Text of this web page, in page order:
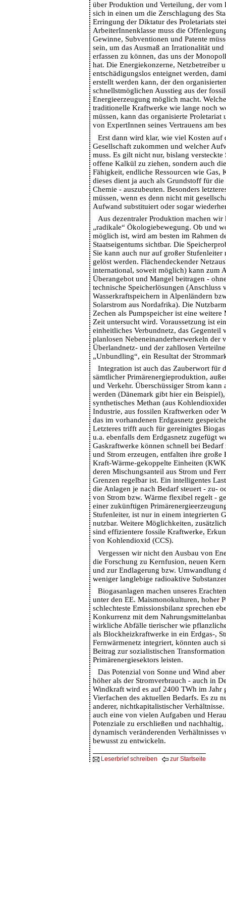
über Produktion und Verteilung, der vom
sich in einen um die Zerschlagung des
Erringung der Diktatur des Proletariats
ArbeiterInnenklasse muss die
Gewinne, Subventionen und Patente
sein, um das Ausmaß an Irrationalität
erfassen zu können, das uns der
hat. Die Energiekonzerne, Netzbetreiber
entschädigungslos enteignet werden,
erstellt werden kann, der den
schnellstmöglichen Ausstieg aus der
Energieerzeugung möglich macht.
traditionelle Kraftwerke wie lange noch
müssen, kann das organisierte Proletariat
von ExpertInnen seines Vertrauens am
Erst dann wird klar, wie viel Kosten auf
Gesellschaft zukommen und welcher
muss. Es gilt nicht nur, bislang versteckte
offene Kalkül zu ziehen, sondern auch
Fähigkeit, endliche Ressourcen wie Gas,
dieses dient ja auch als Grundstoff für die
Chemie - auszubeuten. Besonders
müssen, wenn es denn nicht mit
Aufwand substituiert oder sogar
Aus dezentraler Produktion machen
„radikale“ Ökologiebewegung. Ob und
möglich ist, wird am besten im Rahmen
Staatseigentums sichtbar. Die
Sie kann auch nur auf großer
gelöst werden. Flächendeckender
international, soweit möglich) kann zum
Überangebot und Mangel beitragen -
technische Speicherlösungen (Anschluss
Wasserkraftspeichern in Alpenländern
Solarstrom aus Nordafrika). Die
Zechen als Pumpspeicher ist eine
Zeit untersucht wird. Voraussetzung ist
einheitliches Verbundnetz, das Gegenteil
planlosen Nebeneinanderherwerkeln der
Überlandnetz- und der zahllosen
„Unbundling“, ein Resultat der
Integration ist auch das Zauberwort für
sämtlicher Primärenergieproduktion,
und Verkehr. Überschüssiger Strom kann
werden (Dänemark gibt hier ein Beispiel),
synthetisches Methan (aus
Industrie, aus fossilen Kraftwerken oder
das im vorhandenen Erdgasnetz
Letzteres trifft auch für gereinigtes
u.a. ebenfalls dem Erdgasnetz zugefügt
Gaskraftwerke können schnell bei Bedarf
und Strom erzeugen, entfalten ihre große
Kraft-Wärme-gekoppelte Einheiten
deren Mischungsanteil aus Strom und
Grenzen regelbar ist. Ein intelligentes
die Anlagen je nach Bedarf steuert - zu-
von Strom bzw. Wärme flexibel regelt -
einer zukünftigen
Stufenleiter, ist nur in einem integrierten
nutzbar. Weitere Möglichkeiten,
sind effizientere fossile Kraftwerke,
von Kohlendioxid (CCS).
Vergessen wir nicht den Ausbau von
die Forschung zu Kernfusion, neuen
und zur Endlagerung bzw. Umwandlung
weniger langlebige radioaktive
Biogasanlagen machen unseres
unter den EE. Maismonokulturen, hoher
schlechteste Emissionsbilanz sprechen
Konkurrenz mit dem
wirkliche Abfälle tierischer wie
als Blockheizkraftwerke in ein Erdgas-,
Fernwärmenetz integriert, könnten auch
Beitrag zur sozialistischen Transformation
Primärenergiesektors leisten.
Das Potenzial von Sonne und Wind
höher als der Stromverbrauch - auch in
Windkraft wird es auf 2400 TWh im Jahr
Vierfachen des aktuellen Bedarfs. Es zu
anderer, nichtkapitalistischer
auch eine von vielen Aufgaben und
Potenziale zu erschließen und
dynamisch veränderenden Verhältnisses
bewusst zu entwickeln.
Leserbrief schreiben zur Startseite